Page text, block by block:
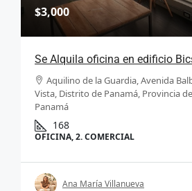
$3,000
Se Alquila oficina en edificio
Aquilino de la Guardia, Avenida
Vista, Distrito de Panamá, Provincia
Panamá
168
OFICINA, 2. COMERCIAL
Ana María Villanueva